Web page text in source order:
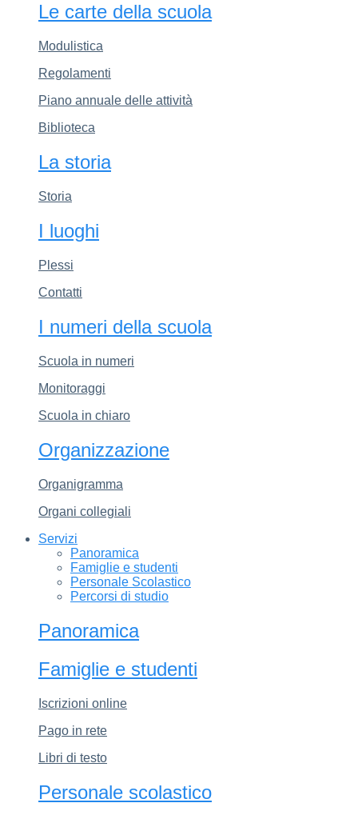
Le carte della scuola
Modulistica
Regolamenti
Piano annuale delle attività
Biblioteca
La storia
Storia
I luoghi
Plessi
Contatti
I numeri della scuola
Scuola in numeri
Monitoraggi
Scuola in chiaro
Organizzazione
Organigramma
Organi collegiali
Servizi
Panoramica
Famiglie e studenti
Personale Scolastico
Percorsi di studio
Panoramica
Famiglie e studenti
Iscrizioni online
Pago in rete
Libri di testo
Personale scolastico